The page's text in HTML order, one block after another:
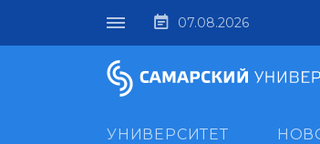
07.08.2026
УНИВЕРСИТЕТ